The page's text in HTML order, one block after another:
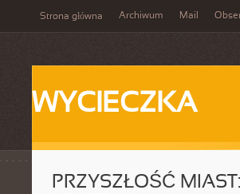
Strona główna Archiwum Mail
WYCIECZKA
PRZYSZŁOŚĆ